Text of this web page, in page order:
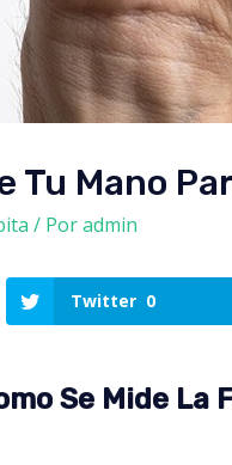
Tu Mano
/ Poradmin
Twitter 0
Se Mide La